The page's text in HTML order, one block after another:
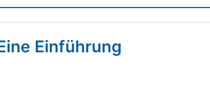
Einführung